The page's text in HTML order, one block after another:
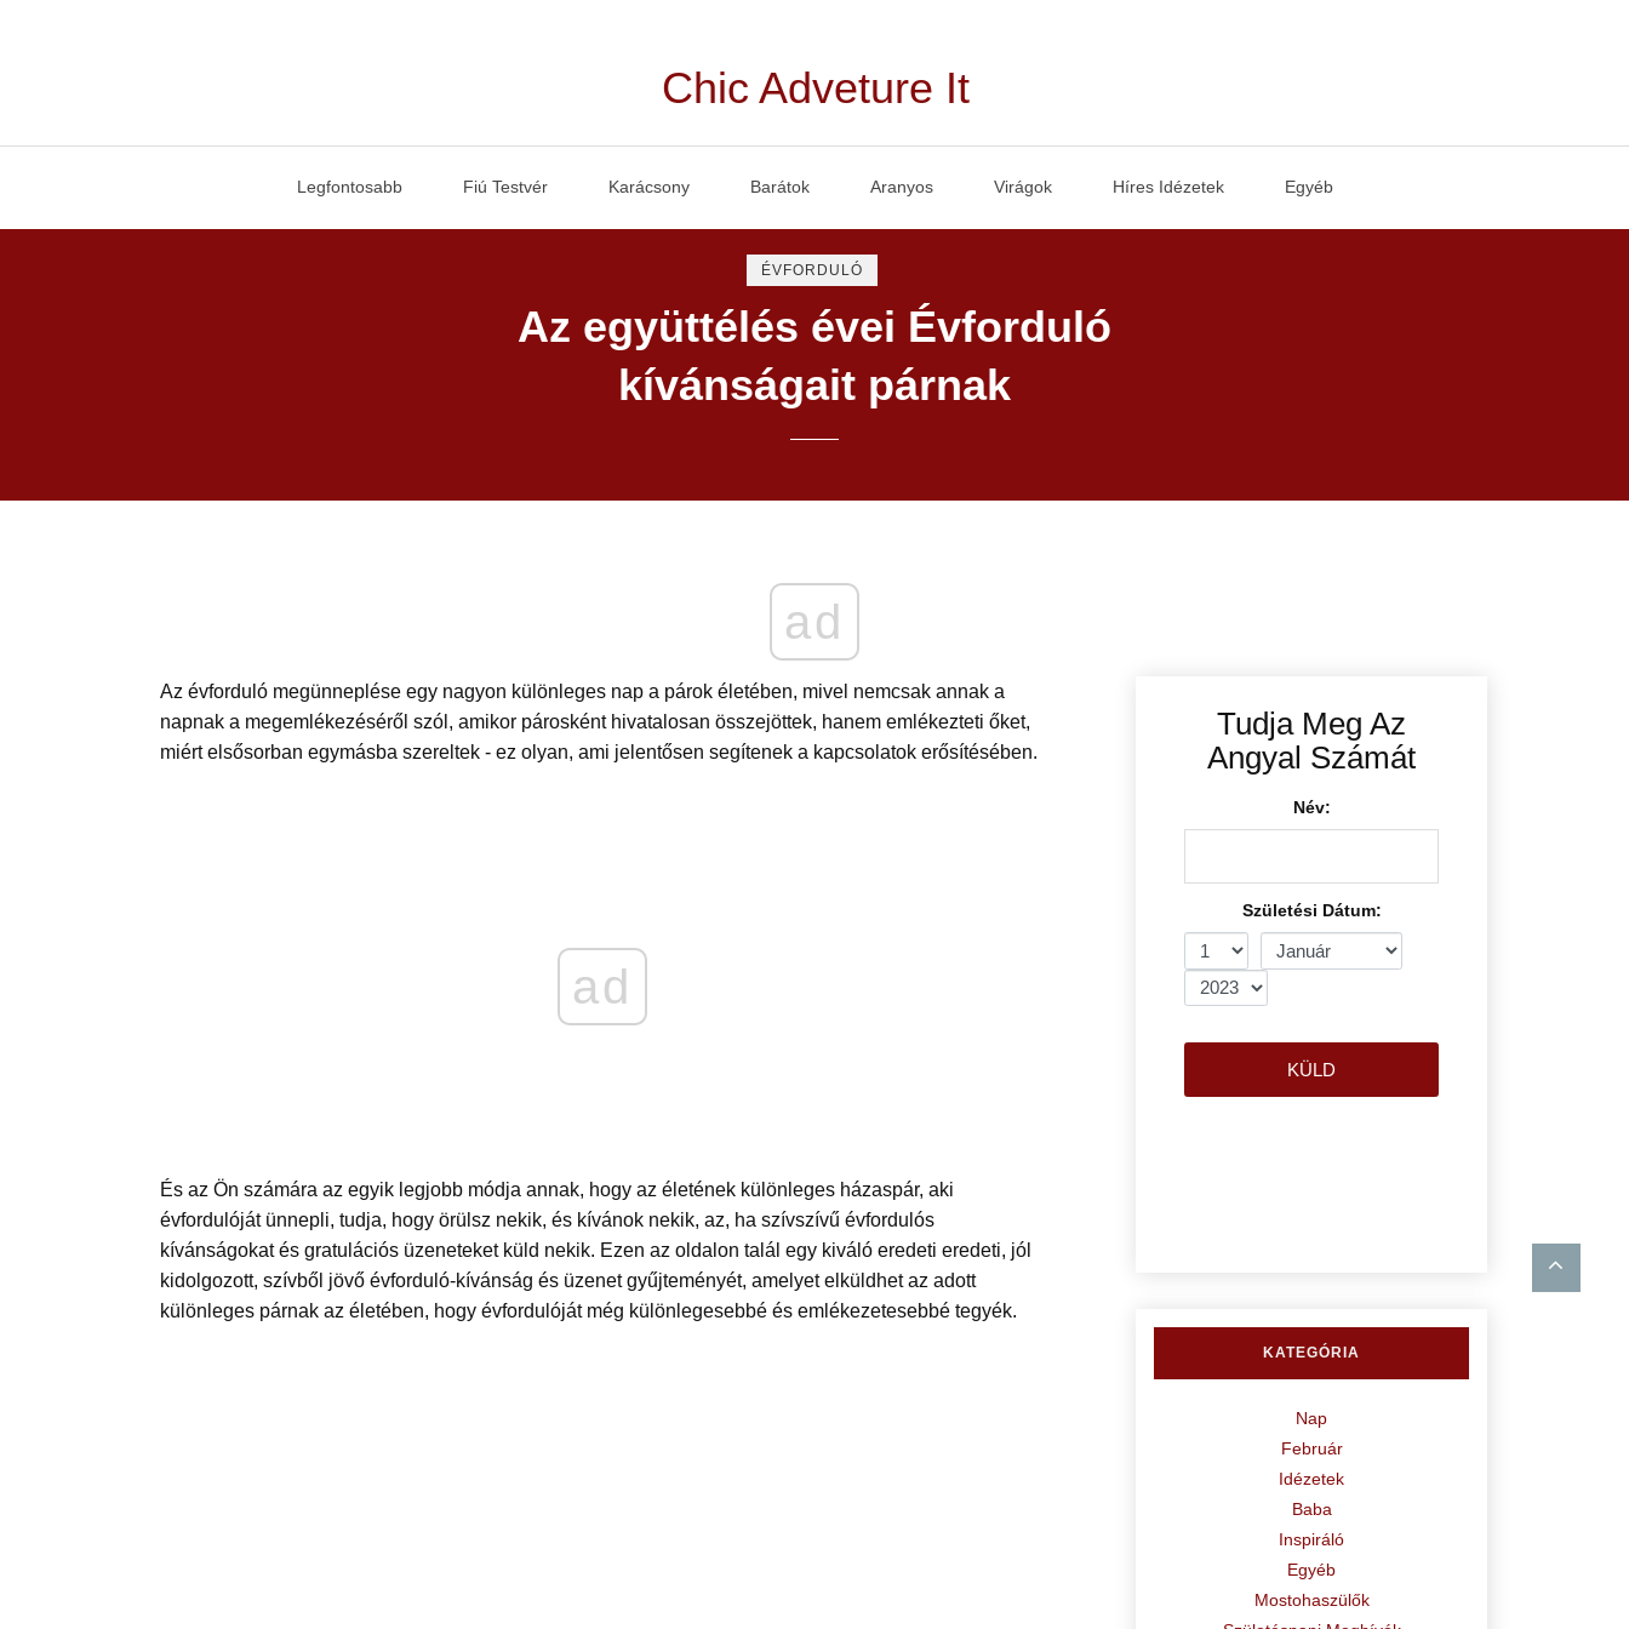
Chic Adveture It
Legfontosabb Fiú Testvér Karácsony Barátok Aranyos Virágok Híres Idézetek Egyéb
ÉVFORDULÓ
Az együttélés évei Évforduló
kívánságait párnak
ad
Az évforduló megünneplése egy nagyon különleges nap a párok életében, mivel nemcsak annak a
napnak a megemlékezéséről szól, amikor párosként hivatalosan összejöttek, hanem emlékezteti őket,
miért elsősorban egymásba szereltek - ez olyan, ami jelentősen segítenek a kapcsolatok erősítésében.
ad
És az Ön számára az egyik legjobb módja annak, hogy az életének különleges házaspár, aki
évfordulóját ünnepli, tudja, hogy örülsz nekik, és kívánok nekik, az, ha szívszívű évfordulós
kívánságokat és gratulációs üzeneteket küld nekik. Ezen az oldalon talál egy kiváló eredeti eredeti, jól
kidolgozott, szívből jövő évforduló-kívánság és üzenet gyűjteményét, amelyet elküldhet az adott
különleges párnak az életében, hogy évfordulóját még különlegesebbé és emlékezetesebbé tegyék.
Tudja Meg Az
Angyal Számát
Név:
Születési Dátum:
KÜLD
KATEGÓRIA
Nap
Február
Idézetek
Baba
Inspiráló
Egyéb
Mostohaszülők